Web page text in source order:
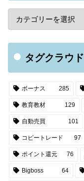
タグクラウド
ボーナス 285
教育教材 129
自動売買 101
コピートレード 97
ポイント還元 76
Bigboss 64